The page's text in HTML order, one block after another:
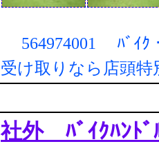
564974001 ﾊﾞｲｸ
受け取りなら店頭特
社外 ﾊﾞｲｸﾊﾝﾄﾞ